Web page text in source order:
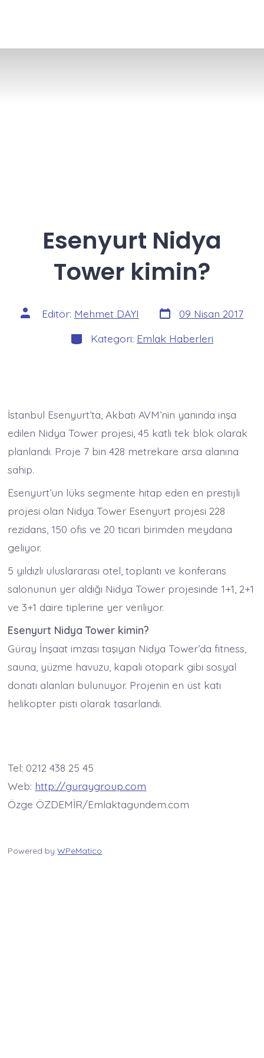
Esenyurt Nidya
Tower kimin?
Yazının
yazarı
Editör: Mehmet DAYI Yazı
tarihi
09 Nisan 2017
Kategoriler
Kategori: Emlak Haberleri
İstanbul Esenyurt’ta, Akbatı AVM’nin yanında inşa
edilen Nidya Tower projesi, 45 katlı tek blok olarak
planlandı. Proje 7 bin 428 metrekare arsa alanına
sahip.
Esenyurt’un lüks segmente hitap eden en prestijli
projesi olan Nidya Tower Esenyurt projesi 228
rezidans, 150 ofis ve 20 ticari birimden meydana
geliyor.
5 yıldızlı uluslararası otel, toplantı ve konferans
salonunun yer aldığı Nidya Tower projesinde 1+1, 2+1
ve 3+1 daire tiplerine yer veriliyor.
Esenyurt Nidya Tower kimin?
Güray İnşaat imzası taşıyan Nidya Tower’da fitness,
sauna, yüzme havuzu, kapalı otopark gibi sosyal
donatı alanları bulunuyor. Projenin en üst katı
helikopter pisti olarak tasarlandı.
Tel: 0212 438 25 45
Web: http://guraygroup.com
Özge ÖZDEMİR/Emlaktagundem.com
Powered byWPeMatico